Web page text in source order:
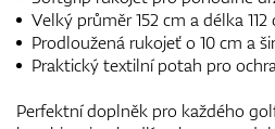
Velký průměr 152 cm a délka 112
Prodloužená rukojeť o 10 cm a
Praktický textilní potah pro
Perfektní doplněk pro každého